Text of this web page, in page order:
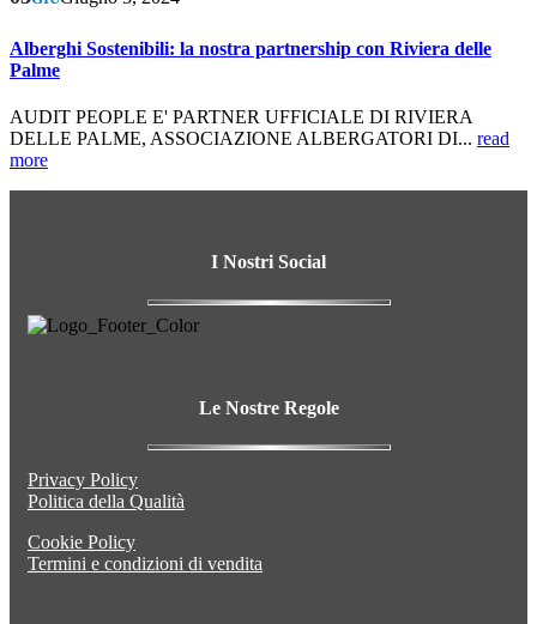
Alberghi Sostenibili: la nostra partnership con Riviera delle
Palme
AUDIT PEOPLE E' PARTNER UFFICIALE DI RIVIERA
DELLE PALME, ASSOCIAZIONE ALBERGATORI DI... read
more
I Nostri Social
Le Nostre Regole
Privacy Policy
Politica della Qualità
Cookie Policy
Termini e condizioni di vendita